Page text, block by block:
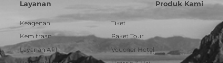
Layanan
Keagenan
Kemitraan
Layanan API
Produk Kami
Tiket
Paket Tour
Voucher Hotel